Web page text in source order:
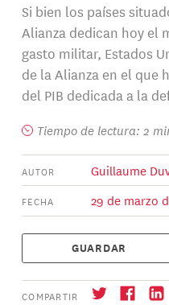
Si bien los países
Alianza dedican hoy el
gasto militar, Estados
de la Alianza en el que
del PIB dedicada a la
Tiempo de lectura: 2
AUTOR Guillaume
FECHA 29 de marzo
GUARDAR
COMPARTIR